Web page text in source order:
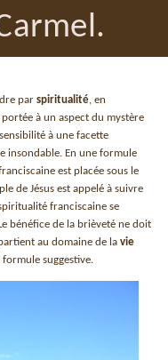
parspiritualité, en
à un aspect du mystère
à une facette
insondable. En une formule
est placée sous le
de Jésus est appelé à suivre
franciscaine se
bénéfice de la brièveté ne doit
au domaine de lavie
formule suggestive.